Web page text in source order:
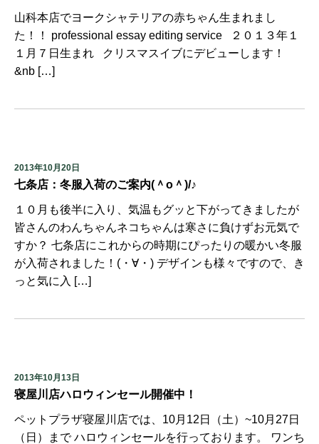
山科本店でヨークシャテリアの赤ちゃん生まれまし
た！！ professional essay editing service ２０１３年１
１月７日生まれ クリスマスイブにデビューします！
&nb […]
2013年10月20日
七条店：冬服入荷のご案内(＾o＾)/♪
１０月も後半に入り、気温もグッと下がってきましたが
皆さんのわんちゃんネコちゃんは寒さに負けずお元気で
すか？ 七条店にこれからの時期にぴったりの暖かい冬服
が入荷されました！(・∀・) デザインも様々ですので、き
っと気に入 […]
2013年10月13日
寝屋川店ハロウィンセール開催中！
ペットプラザ寝屋川店では、10月12日（土）~10月27日
（日）まで ハロウィンセールを行っております。 ワンち